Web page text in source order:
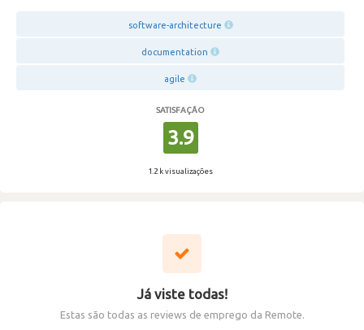
software-architecture
documentation
agile
SATISFAÇÃO
3.9
1.2 k visualizações
Já viste todas!
Estas são todas as reviews de emprego da Remote.